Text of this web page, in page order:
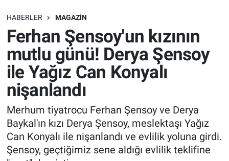
HABERLER MAGAZIN
Ferhan Şensoy'un kızının
mutlu günü! Derya Şensoy
ile Yağız Can Konyalı
nişanlandı
Merhum tiyatrocu Ferhan Şensoy ve Derya
Baykal'ın kızı Derya Şensoy, meslektaşı Yağız
Can Konyalı ile nişanlandı ve evlilik yoluna girdi.
Şensoy, geçtiğimiz sene aldığı evlilik teklifine
SAĞLIK
EKONOMİ
EĞİTİM
ÖZEL HABER
Keşfet
ASTROLOJİ